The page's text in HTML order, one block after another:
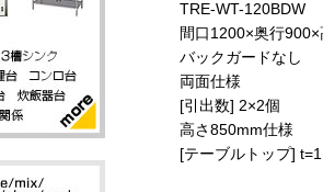
TRE-WT-120BDW
間口1200×奥行
バックガードなし
両面仕様
[引出数] 2×2個
高さ850mm仕様
[テーブルトップ]